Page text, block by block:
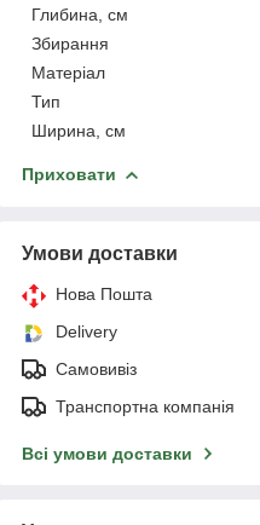
Глибина, см
Збирання
Матеріал
Тип
Ширина, см
Приховати
Умови доставки
Нова Пошта
Delivery
Самовивіз
Транспортна компанія
Всі умови доставки